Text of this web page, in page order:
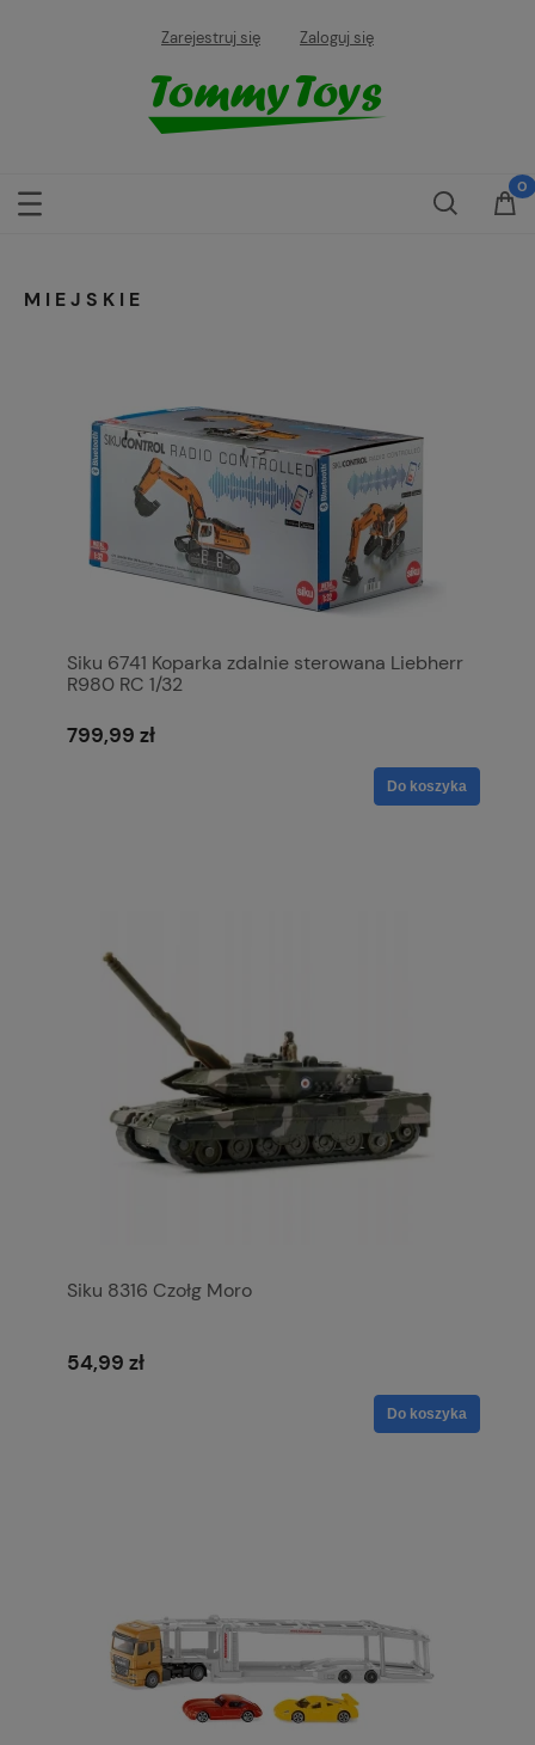
Zarejestruj się Zaloguj się
MIEJSKIE
Siku 6741 Koparka zdalnie sterowana Liebherr
R980 RC 1/32
799,99 zł
Do koszyka
Siku 8316 Czołg Moro
54,99 zł
Do koszyka